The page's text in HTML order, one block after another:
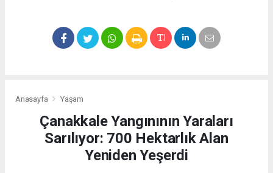
Anasayfa Yaşam
Çanakkale Yangınının Yaraları
Sarılıyor: 700 Hektarlık Alan
Yeniden Yeşerdi